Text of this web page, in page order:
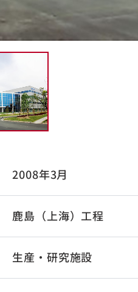
2008年3月
鹿島（上海）工程
生産・研究施設